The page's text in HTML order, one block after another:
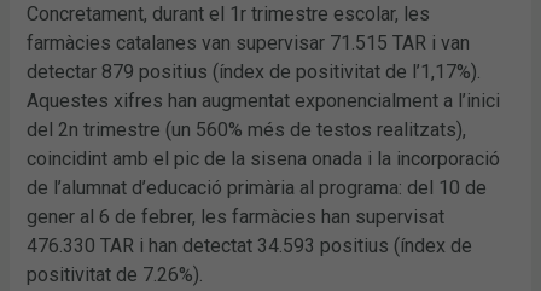
Concretament, durant el 1r trimestre escolar, les
farmàcies catalanes van supervisar 71.515 TAR i van
detectar 879 positius (índex de positivitat de l’1,17%).
Aquestes xifres han augmentat exponencialment a l’inici
del 2n trimestre (un 560% més de testos realitzats),
coincidint amb el pic de la sisena onada i la incorporació
de l’alumnat d’educació primària al programa: del 10 de
gener al 6 de febrer, les farmàcies han supervisat
476.330 TAR i han detectat 34.593 positius (índex de
positivitat de 7.26%).